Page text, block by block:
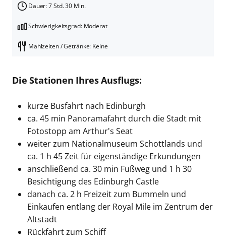
Dauer: 7 Std. 30 Min.
Schwierigkeitsgrad: Moderat
Mahlzeiten / Getränke: Keine
Die Stationen Ihres Ausflugs:
kurze Busfahrt nach Edinburgh
ca. 45 min Panoramafahrt durch die Stadt mit
Fotostopp am Arthur's Seat
weiter zum Nationalmuseum Schottlands und
ca. 1 h 45 Zeit für eigenständige Erkundungen
anschließend ca. 30 min Fußweg und 1 h 30
Besichtigung des Edinburgh Castle
danach ca. 2 h Freizeit zum Bummeln und
Einkaufen entlang der Royal Mile im Zentrum der
Altstadt
Rückfahrt zum Schiff